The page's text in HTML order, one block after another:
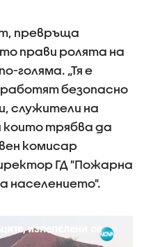
превръща
прави ролята на
голяма. „Тя е
безопасно
служители на
които трябва да
комисар
ГД "Пожарна
населението".